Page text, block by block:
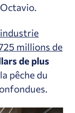
millions de
de plus
pêche du